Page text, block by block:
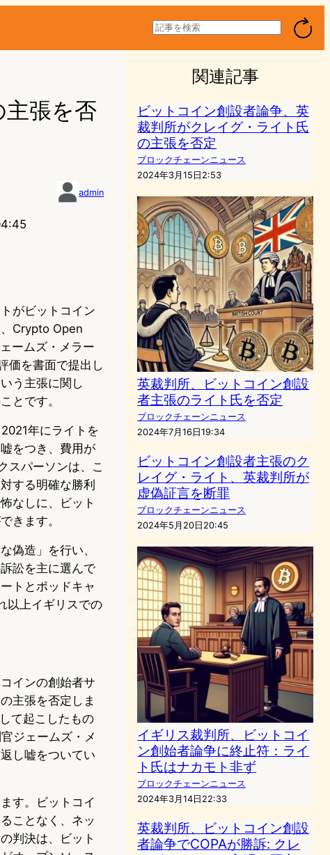
検
索
張を否
admin
がビットコイン
Crypto Open
ームズ・メラー
価を書面で提出し
う主張に関し
とです。
年にライトを
をつき、費用が
スパーソンは、こ
する明確な勝利
なしに、ビット
きます。
偽造」を行い、
訟を主に選んで
トとポッドキャ
以上イギリスでの
インの創始者サ
主張を否定しま
て起こしたもの
ジェームズ・メ
し嘘をついてい
す。ビットコイ
ことなく、ネッ
判決は、ビット
関連記事
ビットコイン創設者論争、英
裁判所がクレイグ・ライト氏
の主張を否定
ブロックチェーンニュース
2024年3月15日2:53
英裁判所、ビットコイン創設
者主張のライト氏を否定
ブロックチェーンニュース
2024年7月16日19:34
ビットコイン創設者主張のク
レイグ・ライト、英裁判所が
虚偽証言を断罪
ブロックチェーンニュース
2024年5月20日20:45
イギリス裁判所、ビットコイ
ン創始者論争に終止符：ライ
ト氏はナカモト非ず
ブロックチェーンニュース
2024年3月14日22:33
英裁判所、ビットコイン創設
者論争でCOPAが勝訴: クレ